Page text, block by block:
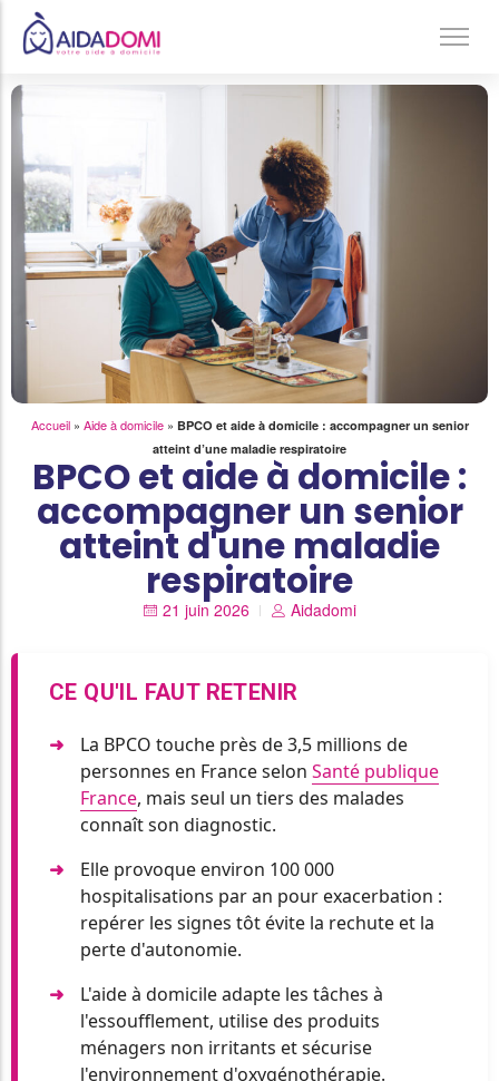
Ménage à domicile & Repassage
Garde d’enfants
Jardinage & Bricolage
Aide aux personnes âgées
Accompagnement du handicap
Téléassistance
Accueil» Aide à domicile» BPCO et aide à domicile : accompagner un senior
atteint d’une maladie respiratoire
BPCO et aide à domicile :
accompagner un senior
atteint d'une maladie
respiratoire
21 juin 2026 Aidadomi
CE QU'IL FAUT RETENIR
La BPCO touche près de 3,5 millions de
personnes en France selon Santé publique
France, mais seul un tiers des malades
connaît son diagnostic.
Elle provoque environ 100 000
hospitalisations par an pour exacerbation :
repérer les signes tôt évite la rechute et la
perte d'autonomie.
L'aide à domicile adapte les tâches à
l'essoufflement, utilise des produits
ménagers non irritants et sécurise
l'environnement d'oxygénothérapie.